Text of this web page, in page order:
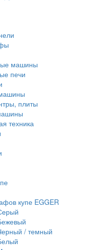
машины
печи
плиты
техника
купе EGGER
/ темный